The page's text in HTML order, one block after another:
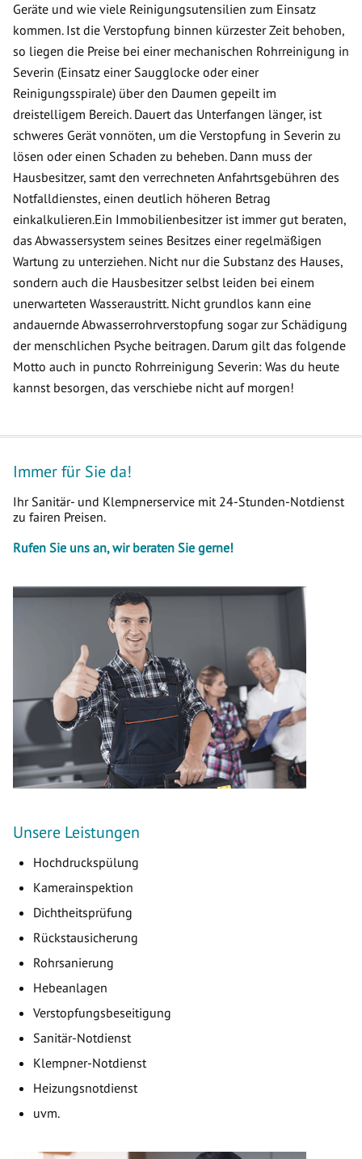
Geräte und wie viele Reinigungsutensilien zum Einsatz
kommen. Ist die Verstopfung binnen kürzester Zeit behoben,
so liegen die Preise bei einer mechanischen Rohrreinigung in
Severin (Einsatz einer Saugglocke oder einer
Reinigungsspirale) über den Daumen gepeilt im
dreistelligem Bereich. Dauert das Unterfangen länger, ist
schweres Gerät vonnöten, um die Verstopfung in Severin zu
lösen oder einen Schaden zu beheben. Dann muss der
Hausbesitzer, samt den verrechneten Anfahrtsgebühren des
Notfalldienstes, einen deutlich höheren Betrag
einkalkulieren.Ein Immobilienbesitzer ist immer gut beraten,
das Abwassersystem seines Besitzes einer regelmäßigen
Wartung zu unterziehen. Nicht nur die Substanz des Hauses,
sondern auch die Hausbesitzer selbst leiden bei einem
unerwarteten Wasseraustritt. Nicht grundlos kann eine
andauernde Abwasserrohrverstopfung sogar zur Schädigung
der menschlichen Psyche beitragen. Darum gilt das folgende
Motto auch in puncto Rohrreinigung Severin: Was du heute
kannst besorgen, das verschiebe nicht auf morgen!
Immer für Sie da!
Ihr Sanitär- und Klempnerservice mit 24-Stunden-Notdienst
zu fairen Preisen.
Rufen Sie uns an, wir beraten Sie gerne!
Unsere Leistungen
Hochdruckspülung
Kamerainspektion
Dichtheitsprüfung
Rückstausicherung
Rohrsanierung
Hebeanlagen
Verstopfungsbeseitigung
Sanitär-Notdienst
Klempner-Notdienst
Heizungsnotdienst
uvm.